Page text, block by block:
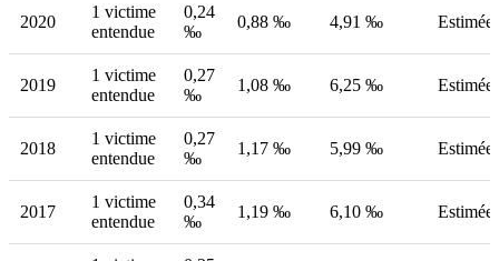
2020
1 victime
entendue
0,24
‰
0,88 ‰ 4,91 ‰ Estimée
2019
1 victime
entendue
0,27
‰
1,08 ‰ 6,25 ‰ Estimée
2018
1 victime
entendue
0,27
‰
1,17 ‰ 5,99 ‰ Estimée
2017
1 victime
entendue
0,34
‰
1,19 ‰ 6,10 ‰ Estimée